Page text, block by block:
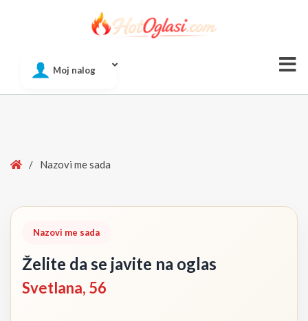
Moj nalog
Home
/ Nazovi me sada
Nazovi me sada
Želite da se javite na oglas
Svetlana, 56